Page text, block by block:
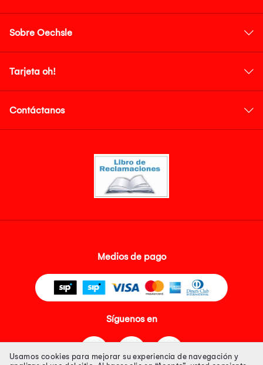
Sobre Oechsle
Tarjeta oh!
Contáctanos
Medios de pago
Síguenos en
Usamos cookies para mejorar su experiencia de navegación y